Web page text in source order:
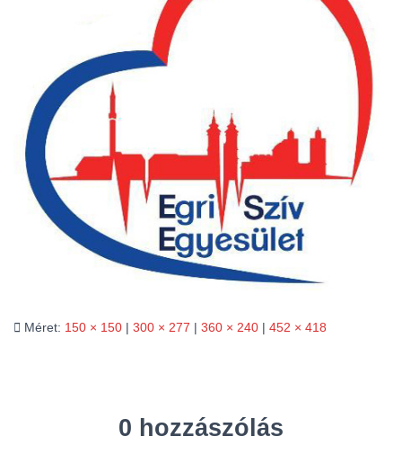
A
P
C
S
O
Méret: 150 × 150 | 300 × 277 | 360 × 240 | 452 × 418
0 hozzászólás